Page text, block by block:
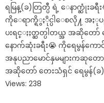
ရမြန္(ခ)တြတ္ပီ ရဲ့ ေနာက္ဆုံး
ကိုေရာက္ရိွႏိုင္ပါေစလို႔ အ
ပးရင္ႏႈတ္ဆတ္ပါတယ္အ အဆိုတေ
နောက်ဆုံးခရီး😭 ကိုရေမွန်ကေ
အနုပညာမောင်နှမများကဆု
အဆိုတော် တေးသံရှင် ရေမွန်(ခ
Views: 238